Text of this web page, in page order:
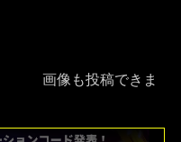
画像も投稿できま